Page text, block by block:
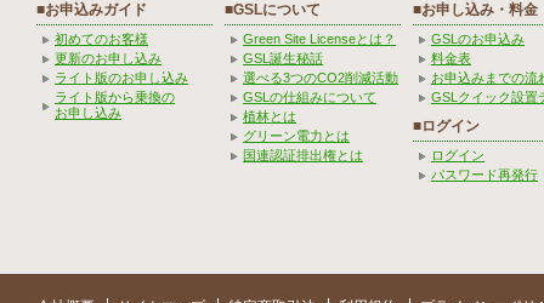
■お申込みガイド
初めてのお客様
更新のお申し込み
ライト版のお申し込み
ライト版から乗換の
お申し込み
■GSLについて
Green Site Licenseとは？
GSL誕生秘話
選べる3つのCO2削減活動
GSLの仕組みについて
植林とは
グリーン電力とは
国連認証排出権とは
■お申し込み・料金
GSLのお申込み
料金表
お申込みまでの流
GSLクイック設置
■ログイン
ログイン
パスワード再発行